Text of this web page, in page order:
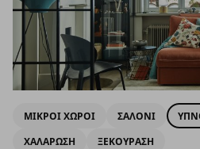
ΜΙΚΡΟΙ ΧΩΡΟΙ ΣΑΛΟΝΙ
ΧΑΛΑΡΩΣΗ
ΞΕΚΟΥΡΑΣΗ